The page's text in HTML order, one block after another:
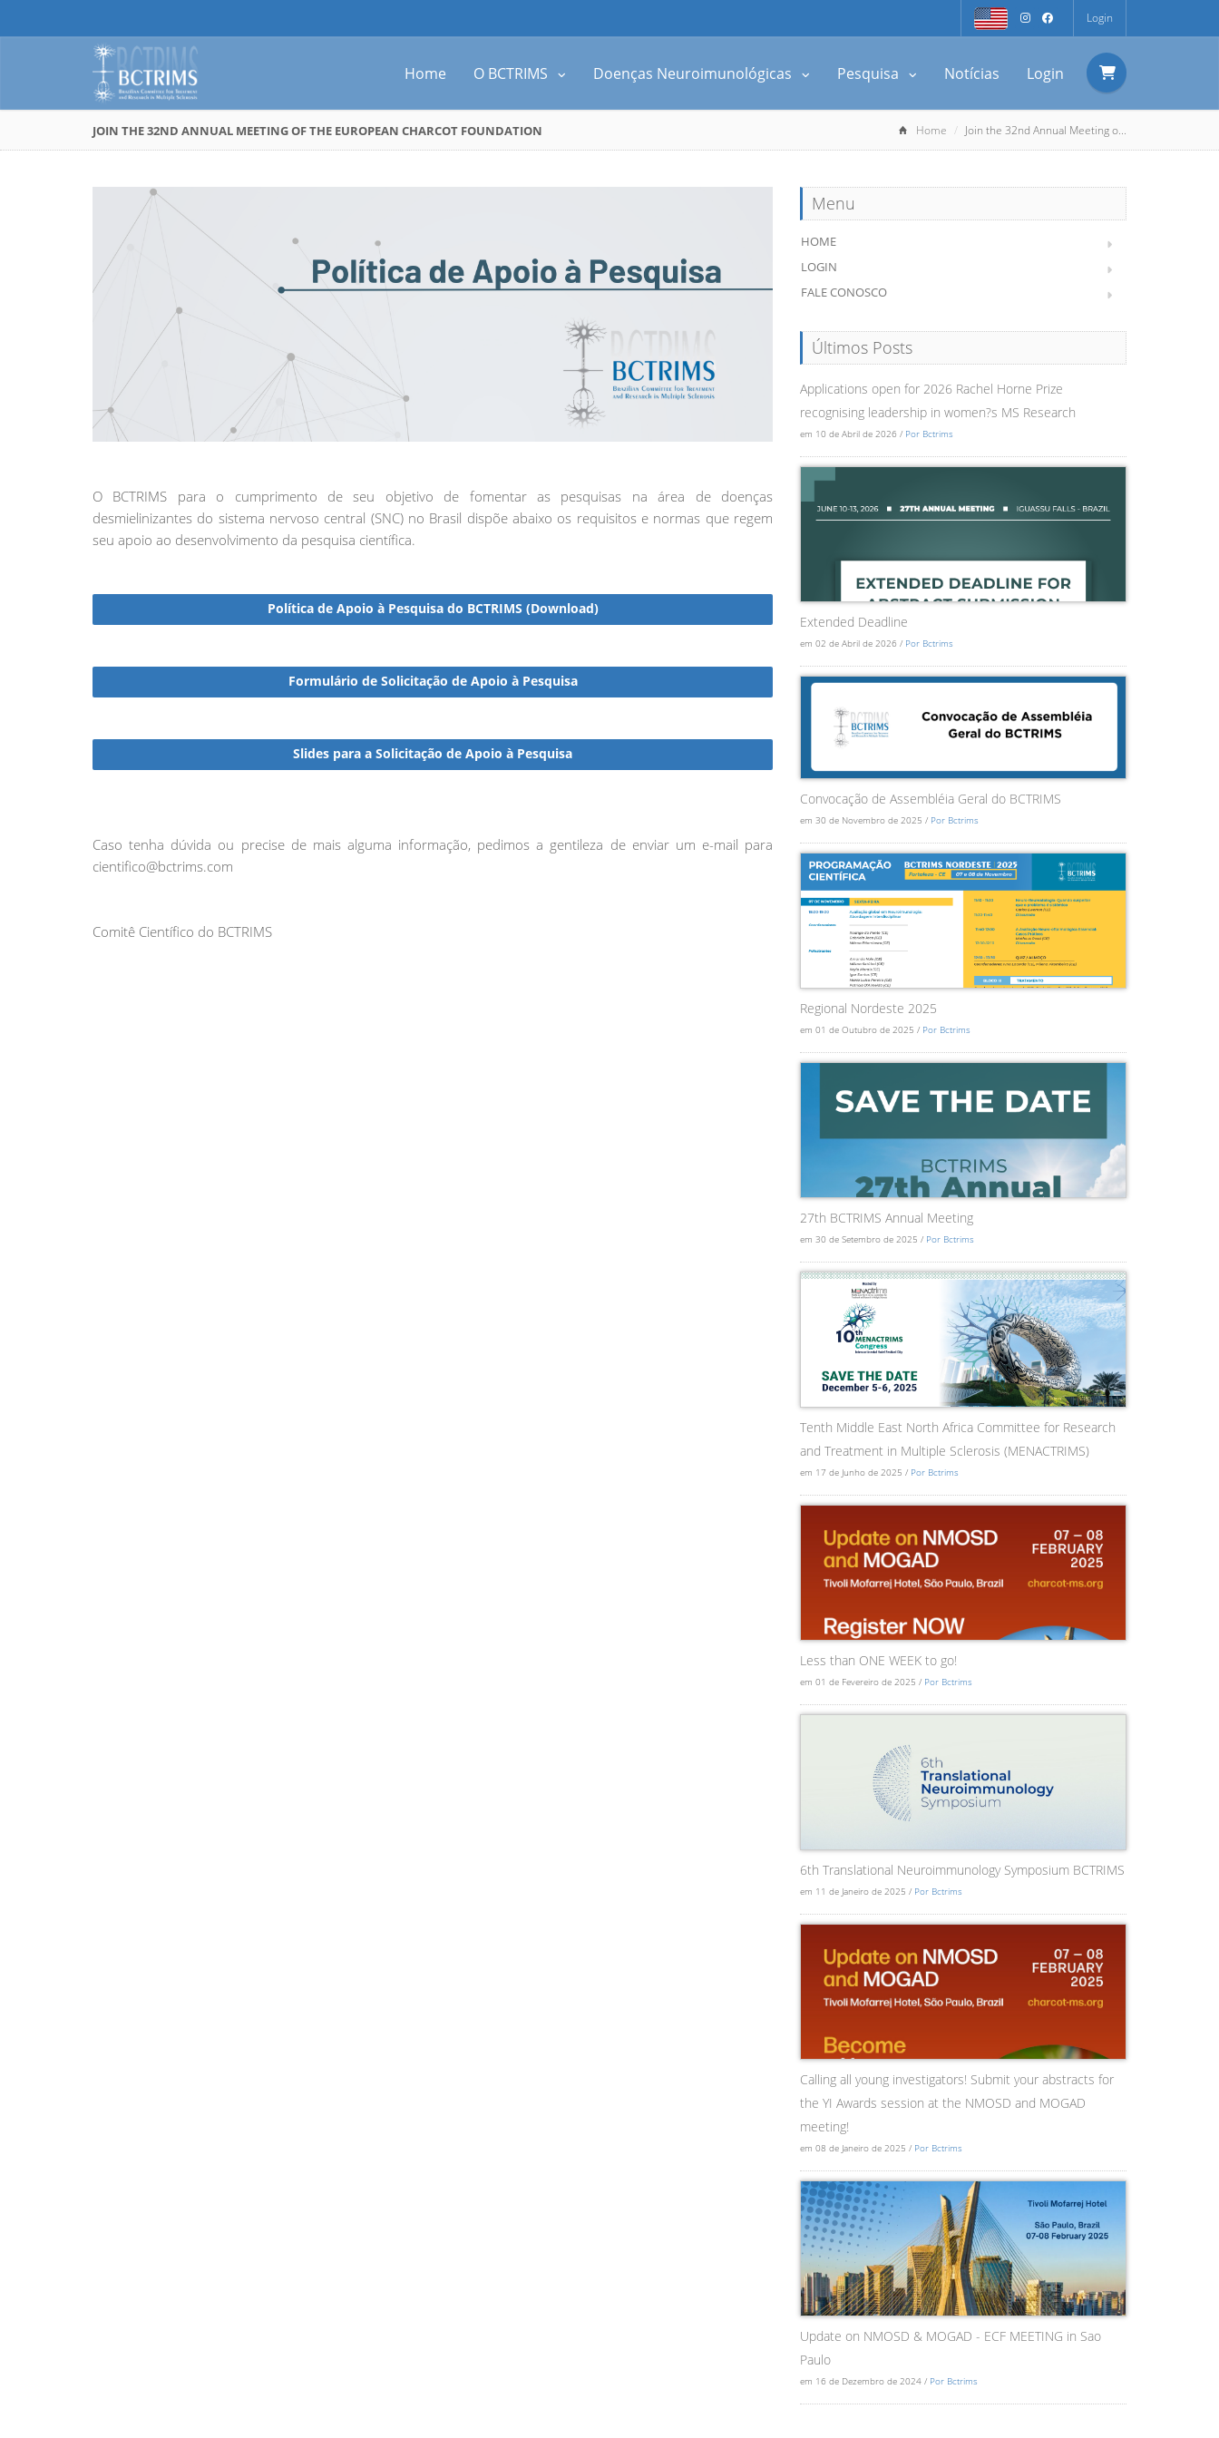
Login
Home O BCTRIMS Doenças Neuroimunológicas Pesquisa Notícias Login
JOIN THE 32ND ANNUAL MEETING OF THE EUROPEAN CHARCOT FOUNDATION Home Join the 32nd Annual Meeting o...
O BCTRIMS para o cumprimento de seu objetivo de fomentar as pesquisas na área de doenças
desmielinizantes do sistema nervoso central (SNC) no Brasil dispõe abaixo os requisitos e normas que regem
seu apoio ao desenvolvimento da pesquisa científica.
Política de Apoio à Pesquisa do BCTRIMS (Download)
Formulário de Solicitação de Apoio à Pesquisa
Slides para a Solicitação de Apoio à Pesquisa
Caso tenha dúvida ou precise de mais alguma informação, pedimos a gentileza de enviar um e-mail para
cientifico@bctrims.com
Comitê Científico do BCTRIMS
Menu
HOME
LOGIN
FALE CONOSCO
Últimos Posts
Applications open for 2026 Rachel Horne Prize
recognising leadership in women?s MS Research
em 10 de Abril de 2026 / Por Bctrims
Extended Deadline
em 02 de Abril de 2026 / Por Bctrims
Convocação de Assembléia Geral do BCTRIMS
em 30 de Novembro de 2025 / Por Bctrims
Regional Nordeste 2025
em 01 de Outubro de 2025 / Por Bctrims
27th BCTRIMS Annual Meeting
em 30 de Setembro de 2025 / Por Bctrims
Tenth Middle East North Africa Committee for Research
and Treatment in Multiple Sclerosis (MENACTRIMS)
em 17 de Junho de 2025 / Por Bctrims
Less than ONE WEEK to go!
em 01 de Fevereiro de 2025 / Por Bctrims
6th Translational Neuroimmunology Symposium BCTRIMS
em 11 de Janeiro de 2025 / Por Bctrims
Calling all young investigators! Submit your abstracts for
the YI Awards session at the NMOSD and MOGAD
meeting!
em 08 de Janeiro de 2025 / Por Bctrims
Update on NMOSD & MOGAD - ECF MEETING in Sao
Paulo
em 16 de Dezembro de 2024 / Por Bctrims